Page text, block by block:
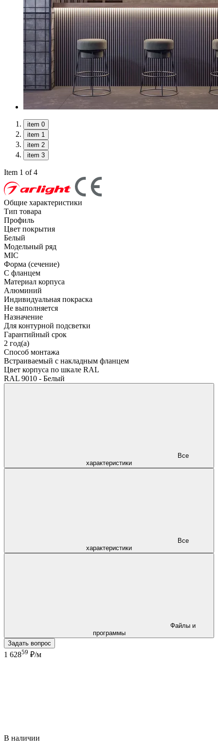
item 0
item 1
item 2
item 3
Item 1 of 4
Общие характеристики
Тип товара
Профиль
Цвет покрытия
Белый
Модельный ряд
MIC
Форма (сечение)
С фланцем
Материал корпуса
Алюминий
Индивидуальная покраска
Не выполняется
Назначение
Для контурной подсветки
Гарантийный срок
2 год(а)
Способ монтажа
Встраиваемый с накладным фланцем
Цвет корпуса по шкале RAL
RAL 9010 - Белый
характеристики
характеристики
программы
Задать вопрос
1 62859 ₽/м
В наличии